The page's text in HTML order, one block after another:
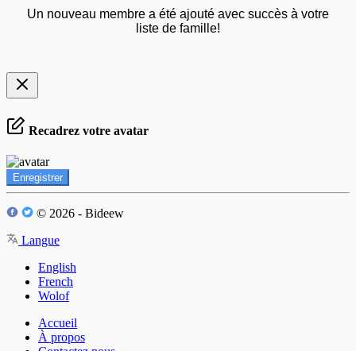
Un nouveau membre a été ajouté avec succès à votre
liste de famille!
Recadrez votre avatar
Enregistrer
© 2026 - Bideew
Langue
English
French
Wolof
Accueil
À propos